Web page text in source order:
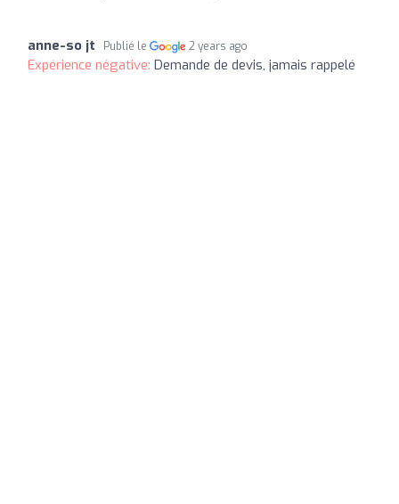
anne-so jt Publié le 2 years ago
Expérience négative: Demande de devis, jamais rappelé